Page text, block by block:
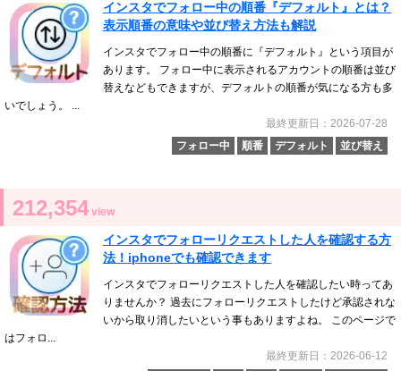
インスタでフォロー中の順番『デフォルト』とは？
表示順番の意味や並び替え方法も解説
インスタでフォロー中の順番に『デフォルト』という項目が
あります。 フォロー中に表示されるアカウントの順番は並び
替えなどもできますが、デフォルトの順番が気になる方も多
いでしょう。 ...
最終更新日：2026-07-28
フォロー中
順番 デフォルト 並び替え
212,354 view
インスタでフォローリクエストした人を確認する方
法！iphoneでも確認できます
インスタでフォローリクエストした人を確認したい時ってあ
りませんか？ 過去にフォローリクエストしたけど承認されな
いから取り消したいという事もありますよね。 このページで
はフォロ...
最終更新日：2026-06-12